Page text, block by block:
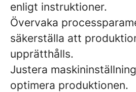
enligt instruktioner.
Övervaka
säkerställa att
upprätthålls.
Justera
optimera produktionen.